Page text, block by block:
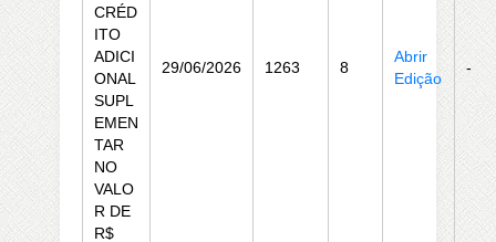
CRÉD
ITO
ADICI
ONAL
SUPL
EMEN
TAR
NO
VALO
R DE
R$
29/06/2026 1263 8
Abrir
Edição
-